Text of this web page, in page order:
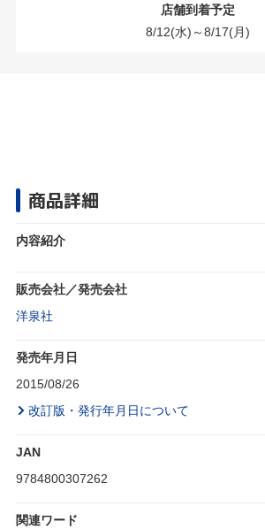
店舗到着予定
8/12(水)～8/17(月)
商品詳細
内容紹介
販売会社／発売会社
洋泉社
発売年月日
2015/08/26
改訂版・発行年月日について
JAN
9784800307262
関連ワード